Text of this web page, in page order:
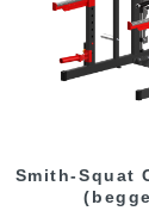
Smith-Squat